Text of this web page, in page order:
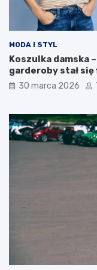
MODA I STYL
Koszulka damska
garderoby stał
stylu?
30 marca 2026